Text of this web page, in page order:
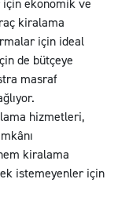
ekonomik ve
kiralama
için ideal
de bütçeye
masraf
hizmetleri,
kiralama
istemeyenler için